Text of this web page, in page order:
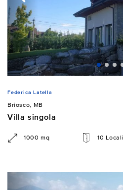
Federica Latella
Briosco, MB
Villa singola
1000 mq 10 Locali